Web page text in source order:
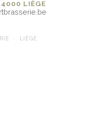
4000 LIÈGE
· LIÈGE